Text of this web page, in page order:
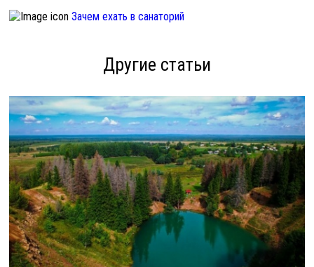
Зачем ехать в санаторий
Другие статьи